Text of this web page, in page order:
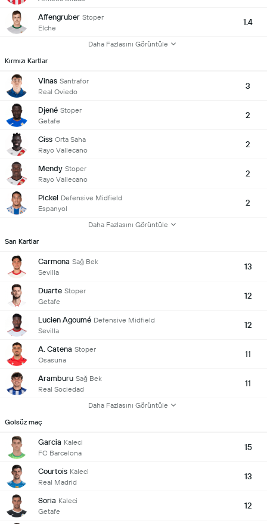
Affengruber Stoper
Elche
1.4
Daha Fazlasını Görüntüle
Kırmızı Kartlar
Vinas Santrafor
Real Oviedo
3
Djené Stoper
Getafe
2
Ciss Orta Saha
Rayo Vallecano
2
Mendy Stoper
Rayo Vallecano
2
Pickel Defensive Midfield
Espanyol
2
Daha Fazlasını Görüntüle
Sarı Kartlar
Carmona Sağ Bek
Sevilla
13
Duarte Stoper
Getafe
12
Lucien Agoumé Defensive Midfield
Sevilla
12
A. Catena Stoper
Osasuna
11
Aramburu Sağ Bek
Real Sociedad
11
Daha Fazlasını Görüntüle
Golsüz maç
Garcia Kaleci
FC Barcelona
15
Courtois Kaleci
Real Madrid
13
Soria Kaleci
Getafe
12